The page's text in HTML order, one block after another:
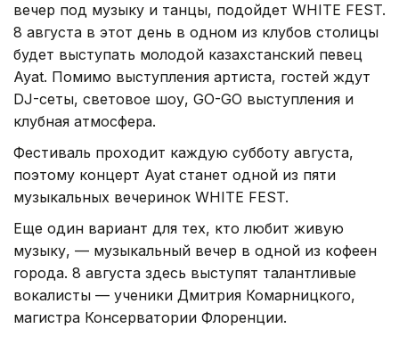
вечер под музыку и танцы, подойдет WHITE FEST.
8 августа в этот день в одном из клубов столицы
будет выступать молодой казахстанский певец
Ayat. Помимо выступления артиста, гостей ждут
DJ-сеты, световое шоу, GO-GO выступления и
клубная атмосфера.
Фестиваль проходит каждую субботу августа,
поэтому концерт Ayat станет одной из пяти
музыкальных вечеринок WHITE FEST.
Еще один вариант для тех, кто любит живую
музыку, — музыкальный вечер в одной из кофеен
города. 8 августа здесь выступят талантливые
вокалисты — ученики Дмитрия Комарницкого,
магистра Консерватории Флоренции.